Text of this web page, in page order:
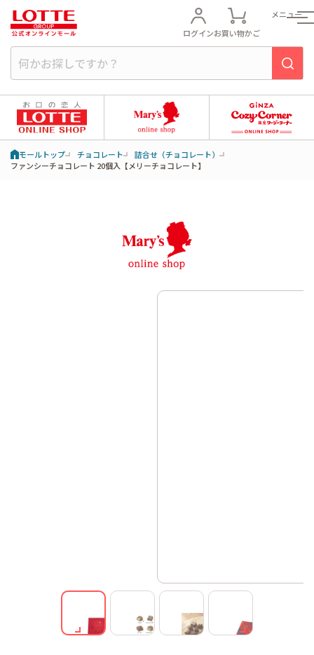
ログインお買い物かご
メニュー
モールトップ チョコレート
詰合せ（チョコレート）
ファンシーチョコレート 20個入【メリーチョコレート】